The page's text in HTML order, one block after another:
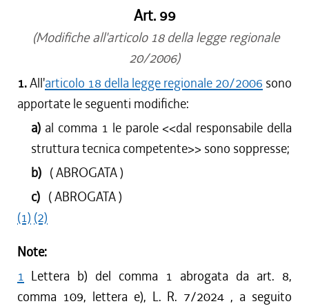
Art. 99
(Modifiche all'articolo 18 della legge regionale
20/2006)
1.All'articolo 18 della legge regionale 20/2006 sono
apportate le seguenti modifiche:
a) al comma 1 le parole <<dal responsabile della
struttura tecnica competente>> sono soppresse;
b) ( ABROGATA )
c) ( ABROGATA )
(1) (2)
Note:
1 Lettera b) del comma 1 abrogata da art. 8,
comma 109, lettera e), L. R. 7/2024 , a seguito